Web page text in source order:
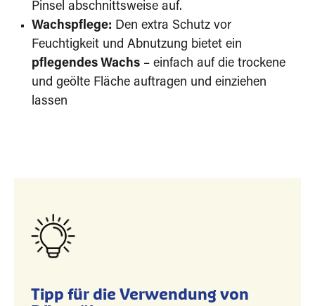
Pinsel abschnittsweise auf.
Wachspflege: Den extra Schutz vor
Feuchtigkeit und Abnutzung bietet ein
pflegendes Wachs – einfach auf die trockene
und geölte Fläche auftragen und einziehen
lassen
Tipp für die Verwendung von